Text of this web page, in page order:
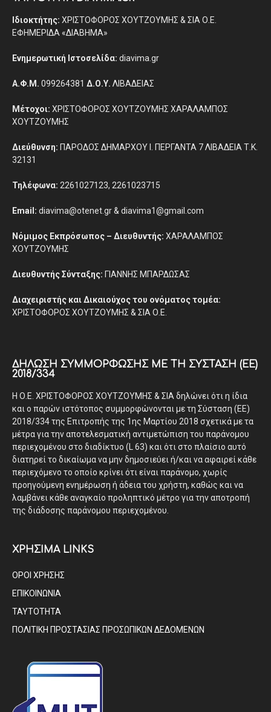
Ιδιοκτήτης: ΧΡΙΣΤΟΦΟΡΟΣ ΧΟΥΤΖΟΥΜΗΣ & ΣΙΑ Ο.Ε.
ΕΦΗΜΕΡΙΔΑ «ΔΙΑΒΗΜΑ»
Ενημερωτική Ιστοσελίδα: diavima.gr
Α.Φ.Μ. 099264381 Δ.Ο.Υ. ΛΙΒΑΔΕΙΑΣ
Μέτοχοι: ΧΡΙΣΤΟΦΟΡΟΣ ΧΟΥΤΖΟΥΜΗΣ ΧΑΡΑΛΑΜΠΟΣ
ΧΟΥΤΖΟΥΜΗΣ
Διεύθυνση: ΠΑΡΟΔΟΣ ΔΗΜΑΡΧΟΥ Ι. ΠΕΡΓΑΝΤΑ 7 ΛΙΒΑΔΕΙΑ Τ.Κ.
32131
Τηλέφωνα: 2261027123, 2261023715
Email: diavima@otenet.gr & diavima1@gmail.com
Νόμιμος Εκπρόσωπος – Διευθυντής: ΧΑΡΑΛΑΜΠΟΣ
ΧΟΥΤΖΟΥΜΗΣ
Διευθυντής Σύνταξης: ΓΙΑΝΝΗΣ ΜΠΑΡΔΩΣΑΣ
Διαχειριστής και Δικαιούχος του ονόματος τομέα:
ΧΡΙΣΤΟΦΟΡΟΣ ΧΟΥΤΖΟΥΜΗΣ & ΣΙΑ Ο.Ε.
ΔΉΛΩΣΗ ΣΥΜΜΌΡΦΩΣΗΣ ΜΕ ΤΗ ΣΎΣΤΑΣΗ (ΕΕ)
2018/334
Η Ο.Ε. ΧΡΙΣΤΟΦΟΡΟΣ ΧΟΥΤΖΟΥΜΗΣ & ΣΙΑ δηλώνει ότι η ίδια
και ο παρών ιστότοπος συμμορφώνονται με τη Σύσταση (ΕΕ)
2018/334 της Επιτροπής της 1ης Μαρτίου 2018 σχετικά με τα
μέτρα για την αποτελεσματική αντιμετώπιση του παράνομου
περιεχομένου στο διαδίκτυο (L 63) και ότι στο πλαίσιο αυτό
διατηρεί το δικαίωμα να μην δημοσιεύει ή/και να αφαιρεί κάθε
περιεχόμενο το οποίο κρίνει ότι είναι παράνομο, χωρίς
προηγούμενη ενημέρωση ή άδεια του χρήστη, καθώς και να
λαμβάνει κάθε αναγκαίο προληπτικό μέτρο για την αποτροπή
της διάδοσης παράνομου περιεχομένου.
ΧΡΗΣΙΜΑ LINKS
ΟΡΟΙ ΧΡΗΣΗΣ
ΕΠΙΚΟΙΝΩΝΙΑ
ΤΑΥΤΟΤΗΤΑ
ΠΟΛΙΤΙΚΗ ΠΡΟΣΤΑΣΙΑΣ ΠΡΟΣΩΠΙΚΩΝ ΔΕΔΟΜΕΝΩΝ